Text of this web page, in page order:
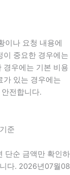
이나 요청 내용에
이 중요한 경우에는
경우에는 기본 비용
가 있는 경우에는
전합니다.
준
단순 금액만 확인하
다. 2026년07월08